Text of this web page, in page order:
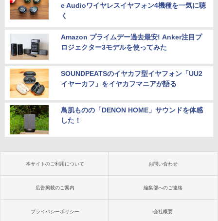
e Audioワイヤレスイヤフォン4機種を一気に聴
く
Amazon プライムデー過去最安! Anker注目プ
ロジェクター3モデルを使ってみた
SOUNDPEATSのイヤカフ型イヤフォン「UU2
イヤーカフ」をイヤカフマニアが語る
鳥肌ものの「DENON HOME」サウンドを体感
した！
本サイトのご利用について お問い合わせ
広告掲載のご案内 編集部へのご連絡
プライバシーポリシー 会社概要